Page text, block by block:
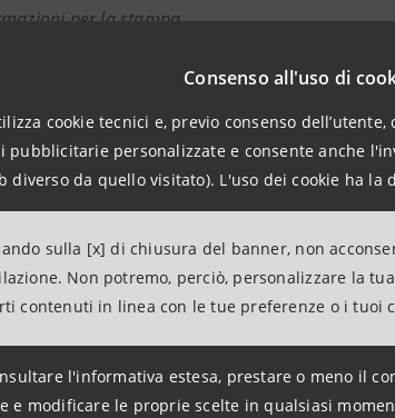
Consenso all'uso di
cookie tecnici e, previo consenso
pubblicitarie personalizzate e consente anche
diverso da quello visitato). L'uso dei cookie ha la
sulla [x] di chiusura del banner, non
Non potremo, perciò, personalizzare la
contenuti in linea con le tue preferenze o i tuoi
l'informativa estesa, prestare o meno il
e modificare le proprie scelte in qualsiasi
per la stampa
Attività Istituzionali, Sociali e Culturali
and Associations Relations
group.intesasanpaolo.com/it/sala-
Sanpaolo